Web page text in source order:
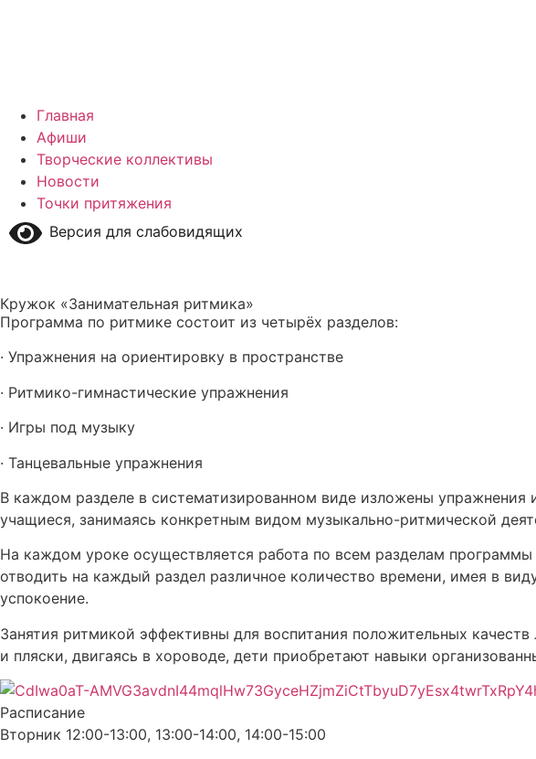
Главная
Афиши
Творческие коллективы
Новости
Точки притяжения
Версия для слабовидящих
Кружок «Занимательная ритмика»
Программа по ритмике состоит из четырёх разделов:
· Упражнения на ориентировку в пространстве
· Ритмико-гимнастические упражнения
· Игры под музыку
· Танцевальные упражнения
В каждом разделе в систематизированном виде изложены
учащиеся, занимаясь конкретным видом музыкально-ритмической
На каждом уроке осуществляется работа по всем разделам
отводить на каждый раздел различное количество времени, имея в
успокоение.
Занятия ритмикой эффективны для воспитания положительных
и пляски, двигаясь в хороводе, дети приобретают навыки
Расписание
Вторник 12:00-13:00, 13:00-14:00, 14:00-15:00